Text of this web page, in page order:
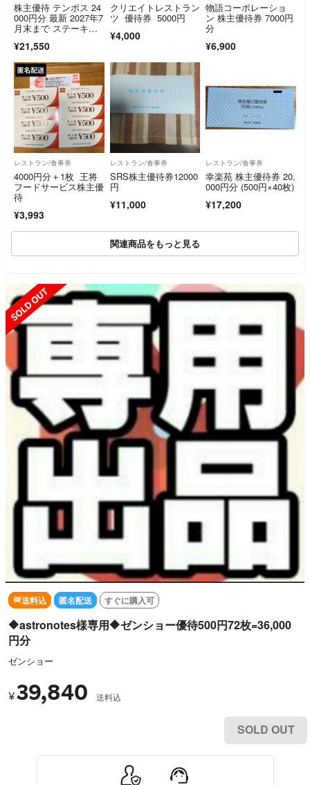
株主優待 テンポス 24
000円分 最新 2027年7
月末まで ステーキの
¥21,550
クリエイトレストラン
ツ 優待券 5000円
¥4,000
物語コーポレーショ
ン 株主優待券 7000円
分
¥6,900
レストラン/食事券
4000円分＋1枚 王将
フードサービス株主優
待
¥3,993
レストラン/食事券
SRS株主優待券12000
円
¥11,000
レストラン/食事券
幸楽苑 株主優待券 20,
000円分 (500円×40枚)
¥17,200
関連商品をもっと見る
SOLD OUT
送料込 匿名配送 すぐに購入可
🔶astronotes様専用🔶ゼンショー優待500円72枚=36,000
円分
ゼンショー
¥39,840 送料込
SOLD OUT